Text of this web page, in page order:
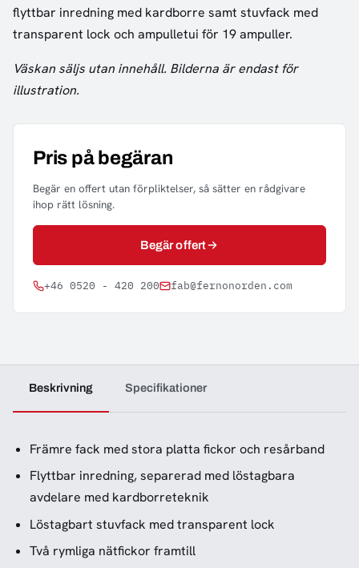
flyttbar inredning med kardborre samt stuvfack med
transparent lock och ampulletui för 19 ampuller.
Väskan säljs utan innehåll. Bilderna är endast för
illustration.
Pris på begäran
Begär en offert utan förpliktelser, så sätter en rådgivare
ihop rätt lösning.
Begär offert
+46 0520 - 420 200 fab@fernonorden.com
Beskrivning Specifikationer
Främre fack med stora platta fickor och resårband
Flyttbar inredning, separerad med löstagbara
avdelare med kardborreteknik
Löstagbart stuvfack med transparent lock
Två rymliga nätfickor framtill